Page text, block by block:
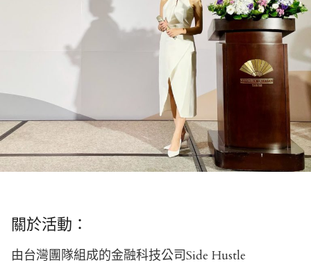
關於活動：
由台灣團隊組成的金融科技公司Side Hustle